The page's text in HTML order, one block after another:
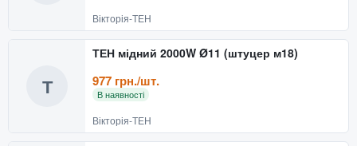
Вікторія-ТЕН
Т
ТЕН мідний 2000W Ø11 (штуцер м18)
977 грн./шт.
В наявності
Вікторія-ТЕН